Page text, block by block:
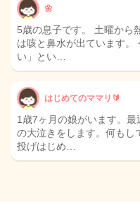
🌼
5歳の息子です。 土曜から
は咳と鼻水が出ています。
い」とい…
はじめてのママリ🔰
1歳7ヶ月の娘がいます。
の大泣きをします。何もし
投げはじめ…